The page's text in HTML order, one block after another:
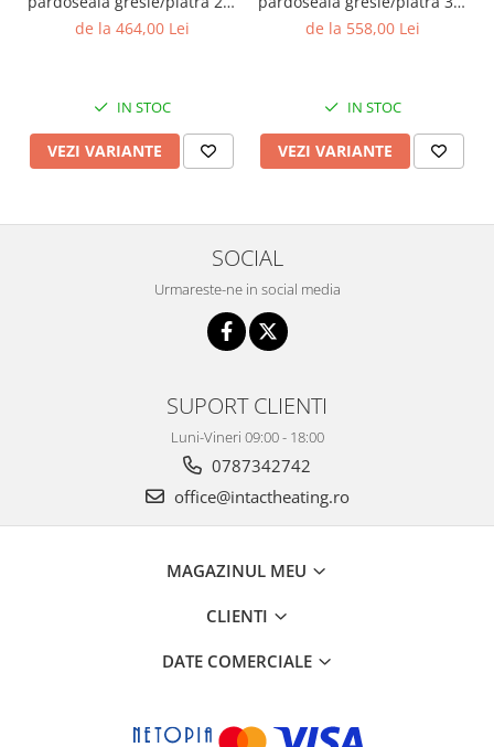
m2 - 300W cu termostat
de la 464,00 Lei
IN STOC
VEZI VARIANTE
m2 - 450W cu termostat
de la 558,00 Lei
IN STOC
VEZI VARIANTE
SOCIAL
Urmareste-ne in social media
SUPORT CLIENTI
Luni-Vineri 09:00 - 18:00
0787342742
office@intactheating.ro
MAGAZINUL MEU
CLIENTI
DATE COMERCIALE